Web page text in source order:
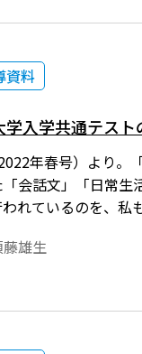
資料
学入学共通テス
年春号）より
会話文」「日常
れているのを、私
雄生